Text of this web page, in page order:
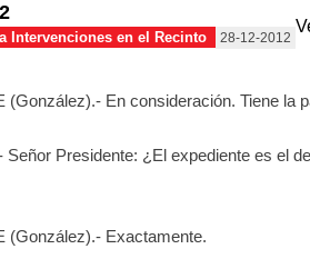
Intervenciones en el Recinto 28-12-2012
En consideración. Tiene la
Presidente: ¿El expediente es el
(González).- Exactamente.